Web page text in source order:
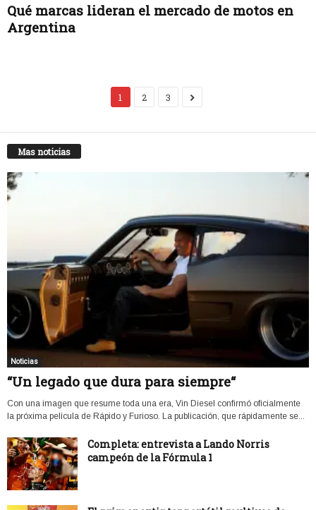
Qué marcas lideran el mercado de motos en
Argentina
1 2 3
Mas noticias
Noticias
“Un legado que dura para siempre“
Con una imagen que resume toda una era, Vin Diesel confirmó oficialmente
la próxima película de Rápido y Furioso. La publicación, que rápidamente se...
Completa: entrevista a Lando Norris
campeón de la Fórmula 1